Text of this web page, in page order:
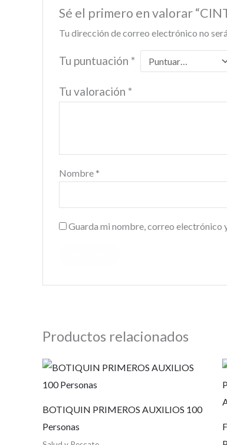
Sé el primero en valorar
Tu dirección de correo electrónico no
Tu puntuación *
Tu valoración *
Nombre *
Guarda mi nombre, correo electrónico
Productos relacionados
BOTIQUIN PRIMEROS AUXILIOS 100
Personas